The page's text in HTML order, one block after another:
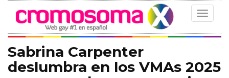
Toggle
Sabrina Carpenter
deslumbra en los VMAs 2025